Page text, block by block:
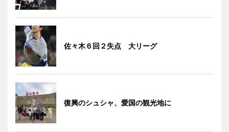
佐々木６回２失点 大リーグ
復興のシュシャ、愛国の観光地に